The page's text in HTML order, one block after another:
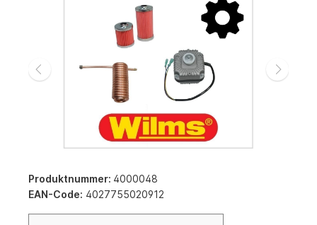
Produktnummer: 4000048
EAN-Code: 4027755020912